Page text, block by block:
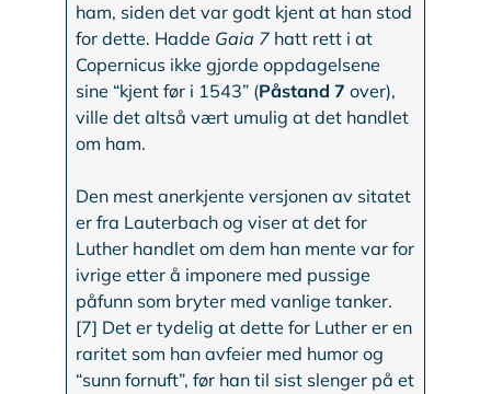
ham, siden det var godt kjent at han stod
for dette. Hadde Gaia 7 hatt rett i at
Copernicus ikke gjorde oppdagelsene
sine “kjent før i 1543” (Påstand 7over),
ville det altså vært umulig at det handlet
om ham.
Den mest anerkjente versjonen av sitatet
er fra Lauterbach og viser at det for
Luther handlet om dem han mente var for
ivrige etter å imponere med pussige
påfunn som bryter med vanlige tanker.
[7] Det er tydelig at dette for Luther er en
raritet som han avfeier med humor og
“sunn fornuft”, før han til sist slenger på et